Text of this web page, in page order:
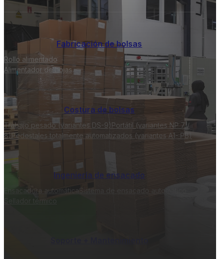
Fabricación de bolsas
Rollo alimentado
Alimentador de hojas
Costura de bolsas
Trabajo pesado (variantes DS-9)Portátil (variantes NP 7 /
8)Pedestales totalmente automatizados (variantes A1- PB)
Ingeniería de ensacado
Ensacadora automáticaSistema de ensacado automático